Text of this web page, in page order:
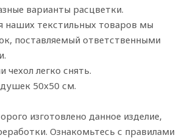
варианты расцветки.
наших текстильных товаров мы
поставляемый ответственными
чехол легко снять.
50x50 см.
изготовлено данное изделие,
Ознакомьтесь с правилами